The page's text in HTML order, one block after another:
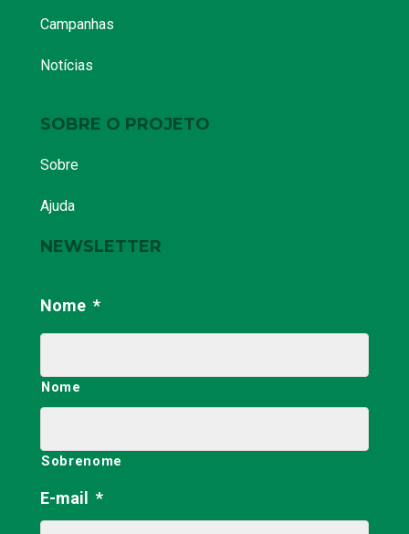
Campanhas
Notícias
SOBRE O PROJETO
Sobre
Ajuda
NEWSLETTER
Nome *
Nome
Sobrenome
E-mail *